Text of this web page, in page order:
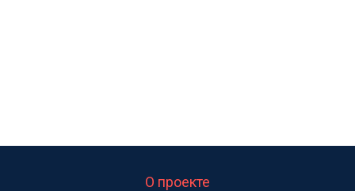
О проекте